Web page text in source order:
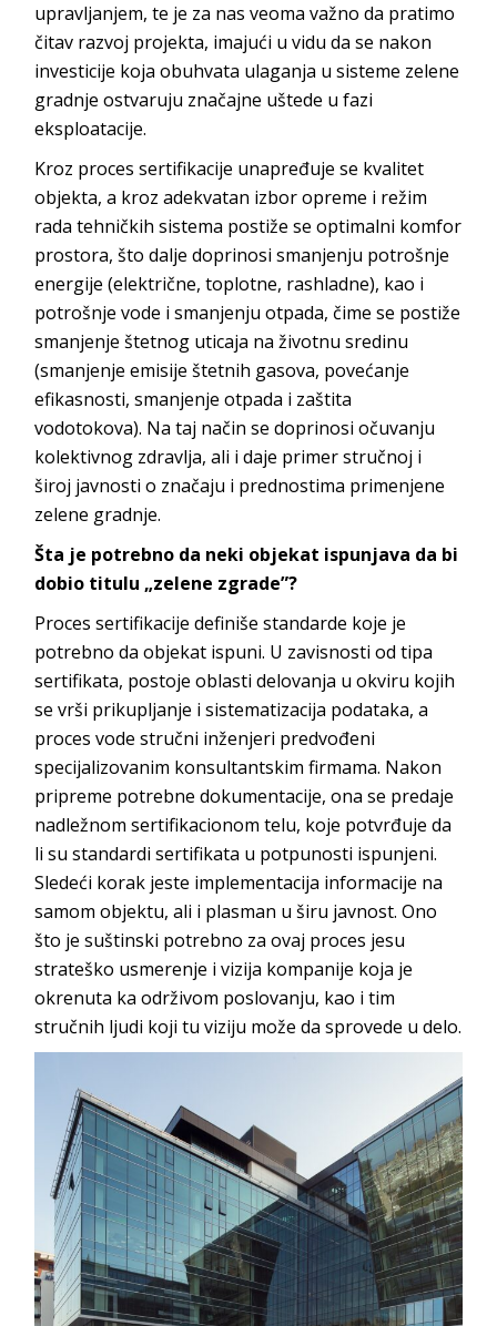
upravljanjem, te je za nas veoma važno da pratimo
čitav razvoj projekta, imajući u vidu da se nakon
investicije koja obuhvata ulaganja u sisteme zelene
gradnje ostvaruju značajne uštede u fazi
eksploatacije.
Kroz proces sertifikacije unapređuje se kvalitet
objekta, a kroz adekvatan izbor opreme i režim
rada tehničkih sistema postiže se optimalni komfor
prostora, što dalje doprinosi smanjenju potrošnje
energije (električne, toplotne, rashladne), kao i
potrošnje vode i smanjenju otpada, čime se postiže
smanjenje štetnog uticaja na životnu sredinu
(smanjenje emisije štetnih gasova, povećanje
efikasnosti, smanjenje otpada i zaštita
vodotokova). Na taj način se doprinosi očuvanju
kolektivnog zdravlja, ali i daje primer stručnoj i
široj javnosti o značaju i prednostima primenjene
zelene gradnje.
Šta je potrebno da neki objekat ispunjava da bi
dobio titulu „zelene zgrade”?
Proces sertifikacije definiše standarde koje je
potrebno da objekat ispuni. U zavisnosti od tipa
sertifikata, postoje oblasti delovanja u okviru kojih
se vrši prikupljanje i sistematizacija podataka, a
proces vode stručni inženjeri predvođeni
specijalizovanim konsultantskim firmama. Nakon
pripreme potrebne dokumentacije, ona se predaje
nadležnom sertifikacionom telu, koje potvrđuje da
li su standardi sertifikata u potpunosti ispunjeni.
Sledeći korak jeste implementacija informacije na
samom objektu, ali i plasman u širu javnost. Ono
što je suštinski potrebno za ovaj proces jesu
strateško usmerenje i vizija kompanije koja je
okrenuta ka održivom poslovanju, kao i tim
stručnih ljudi koji tu viziju može da sprovede u delo.